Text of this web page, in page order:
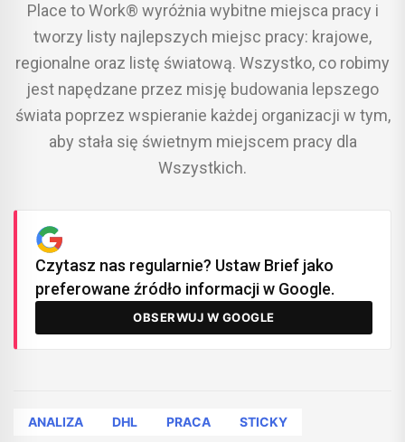
Place to Work® wyróżnia wybitne miejsca pracy i
tworzy listy najlepszych miejsc pracy: krajowe,
regionalne oraz listę światową. Wszystko, co robimy
jest napędzane przez misję budowania lepszego
świata poprzez wspieranie każdej organizacji w tym,
aby stała się świetnym miejscem pracy dla
Wszystkich.
Czytasz nas regularnie? Ustaw Brief jako
preferowane źródło informacji w Google.
OBSERWUJ W GOOGLE
ANALIZA DHL PRACA STICKY